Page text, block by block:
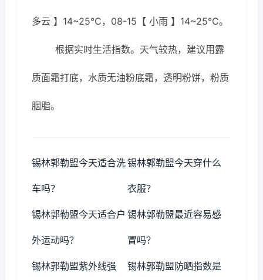
多云 】14~25℃，08-15【 小雨 】14~25℃。
根据实时生活指数。天气较热，建议用露
质面霜打底，水质无油粉底霜，透明粉饼，粉质
胭脂。
锡林郭勒盟今天适合洗
车吗？
锡林郭勒盟今天穿什么
衣服？
锡林郭勒盟今天适合户
外运动吗？
锡林郭勒盟最近容易感
冒吗？
锡林郭勒盟紫外线强 锡林郭勒盟防晒指数是